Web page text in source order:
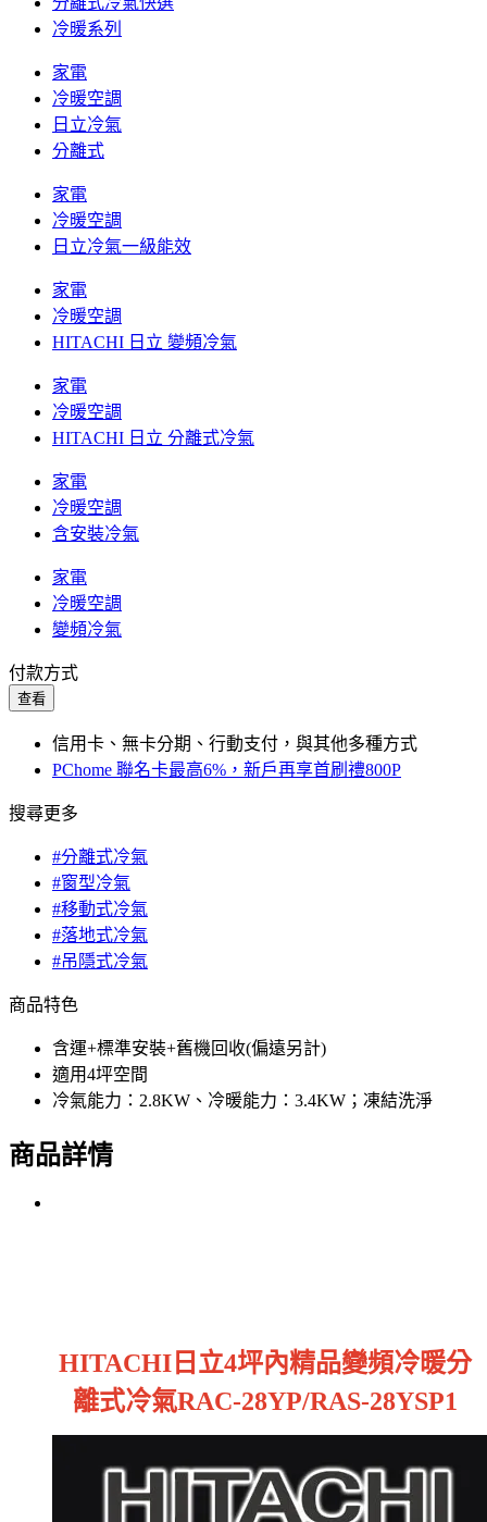
冷暖系列
家電
冷暖空調
日立冷氣
分離式
家電
冷暖空調
日立冷氣一級能效
家電
冷暖空調
HITACHI 日立 變頻冷氣
家電
冷暖空調
HITACHI 日立 分離式冷氣
家電
冷暖空調
含安裝冷氣
家電
冷暖空調
變頻冷氣
付款方式
查看
信用卡、無卡分期、行動支付，與其他多種方式
PChome 聯名卡最高6%，新戶再享首刷禮800P
搜尋更多
#分離式冷氣
#窗型冷氣
#移動式冷氣
#落地式冷氣
#吊隱式冷氣
商品特色
含運+標準安裝+舊機回收(偏遠另計)
適用4坪空間
冷氣能力：2.8KW、冷暖能力：3.4KW；凍結洗淨
商品詳情
HITACHI日立4坪內精品變頻冷暖分
離式冷氣RAC-28YP/RAS-28YSP1